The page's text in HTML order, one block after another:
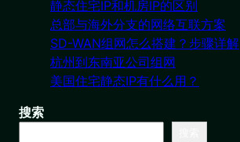
静态住宅IP和机房IP的区别
总部与海外分支的网络互联方案
SD-WAN组网怎么搭建？步骤详解
杭州到东南亚公司组网
美国住宅静态IP有什么用？
搜索